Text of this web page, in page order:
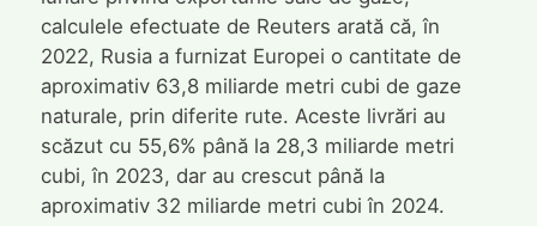
calculele efectuate de Reuters arată că, în
2022, Rusia a furnizat Europei o cantitate de
aproximativ 63,8 miliarde metri cubi de gaze
naturale, prin diferite rute. Aceste livrări au
scăzut cu 55,6% până la 28,3 miliarde metri
cubi, în 2023, dar au crescut până la
aproximativ 32 miliarde metri cubi în 2024.